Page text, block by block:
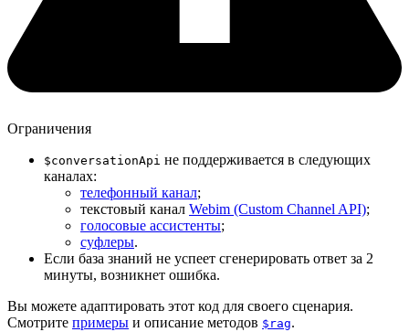
Ограничения
$conversationApi не поддерживается в следующих
каналах:
телефонный канал;
текстовый канал Webim (Custom Channel API);
голосовые ассистенты;
суфлеры.
Если база знаний не успеет сгенерировать ответ за 2
минуты, возникнет ошибка.
Вы можете адаптировать этот код для своего сценария.
Смотрите примеры и описание методов $rag.